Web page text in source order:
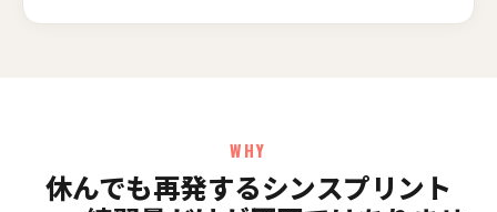
WHY
休んでも再発するシンスプリント